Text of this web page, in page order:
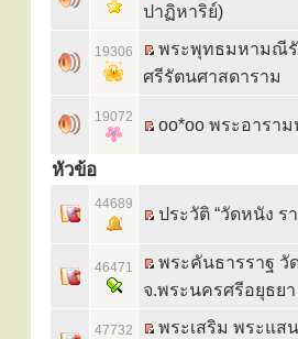
ปาฏิหาริย์)
19306
พระพุทธมหามณีรั
ศรีรัตนศาสดาราม
19072 oo*oo พระอารา
หัวข้อ
44689
ประวัติ “วัดหนัง ร
46471
พระคันธารราฐ วั
จ.พระนครศรีอยุธยา
47732
พระเสริม พระแส